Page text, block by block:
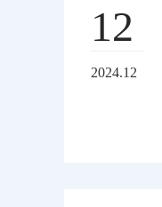
12
2024.12